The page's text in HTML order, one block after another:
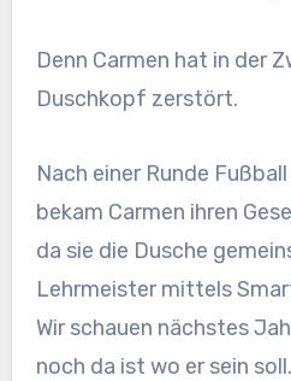
Denn Carmen hat in der
Duschkopf zerstört.
Nach einer Runde
bekam Carmen ihren
da sie die Dusche
Lehrmeister mittels
Wir schauen nächstes
noch da ist wo er sein soll.